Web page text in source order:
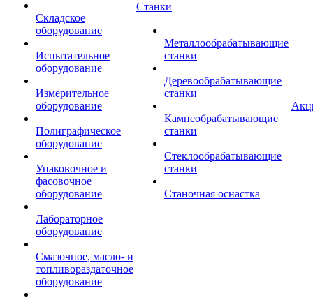
Складское
оборудование
Испытательное
оборудование
Измерительное
оборудование
Полиграфическое
оборудование
Упаковочное и
фасовочное
оборудование
Лабораторное
оборудование
Смазочное, масло- и
топливораздаточное
оборудование
Станки
Металлообрабатывающие
станки
Деревообрабатывающие
станки
Камнеобрабатывающие
станки
Стеклообрабатывающие
станки
Станочная оснастка